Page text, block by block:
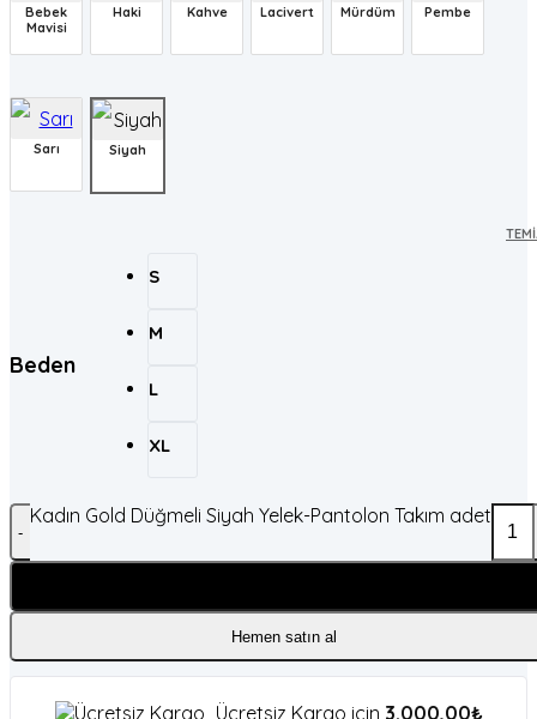
Bebek
Mavisi
Haki Kahve Lacivert Mürdüm Pembe
Sarı Siyah
Beden
S
M
L
XL
Kadın Gold Düğmeli Siyah Yelek-Pantolon Takım adet
Hemen satın al
Ücretsiz Kargo için 3.000,00₺